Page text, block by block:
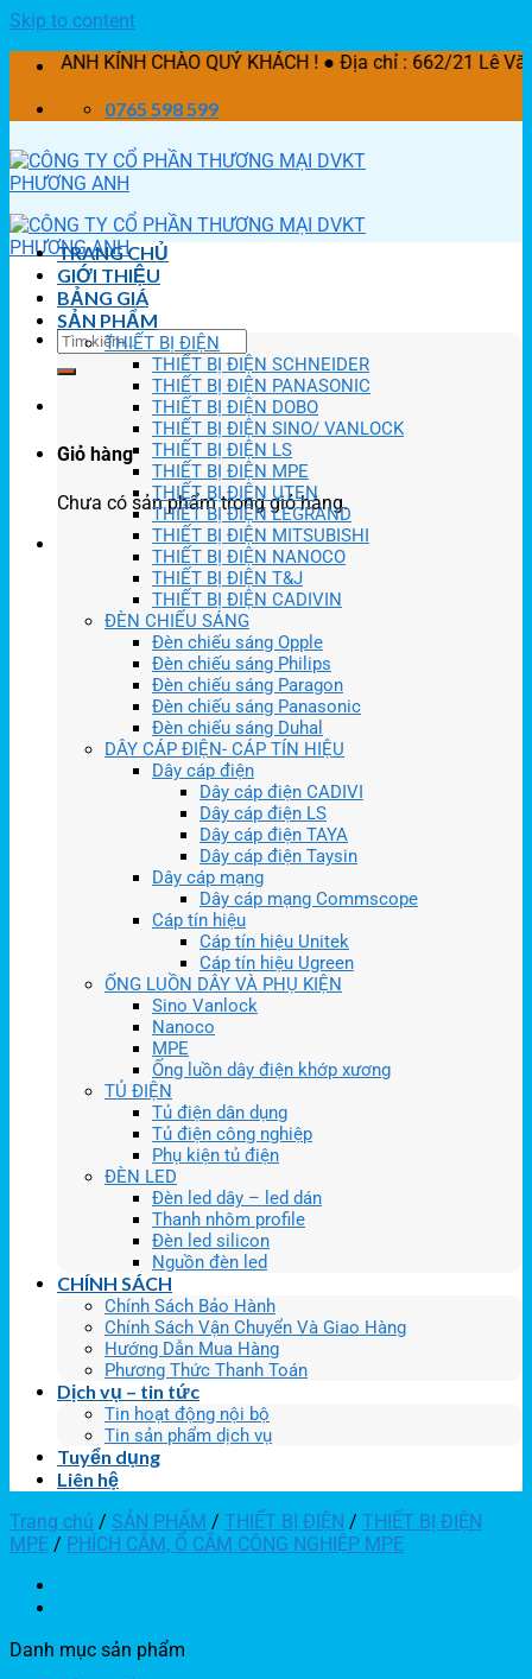
Skip to content
ANH KÍNH CHÀO QUÝ KHÁCH ! ● Địa chỉ : 662/21 Lê Văn
0765 598 599
Giỏ hàng
Chưa có sản phẩm trong giỏ hàng.
TRANG CHỦ
GIỚI THIỆU
BẢNG GIÁ
SẢN PHẨM
THIẾT BỊ ĐIỆN
THIẾT BỊ ĐIỆN SCHNEIDER
THIẾT BỊ ĐIỆN PANASONIC
THIẾT BỊ ĐIỆN DOBO
THIẾT BỊ ĐIỆN SINO/ VANLOCK
THIẾT BỊ ĐIỆN LS
THIẾT BỊ ĐIỆN MPE
THIẾT BỊ ĐIỆN UTEN
THIẾT BỊ ĐIỆN LEGRAND
THIẾT BỊ ĐIỆN MITSUBISHI
THIẾT BỊ ĐIỆN NANOCO
THIẾT BỊ ĐIỆN T&J
THIẾT BỊ ĐIỆN CADIVIN
ĐÈN CHIẾU SÁNG
Đèn chiếu sáng Opple
Đèn chiếu sáng Philips
Đèn chiếu sáng Paragon
Đèn chiếu sáng Panasonic
Đèn chiếu sáng Duhal
DÂY CÁP ĐIỆN- CÁP TÍN HIỆU
Dây cáp điện
Dây cáp điện CADIVI
Dây cáp điện LS
Dây cáp điện TAYA
Dây cáp điện Taysin
Dây cáp mạng
Dây cáp mạng Commscope
Cáp tín hiệu
Cáp tín hiệu Unitek
Cáp tín hiệu Ugreen
ỐNG LUỒN DÂY VÀ PHỤ KIỆN
Sino Vanlock
Nanoco
MPE
Ống luồn dây điện khớp xương
TỦ ĐIỆN
Tủ điện dân dụng
Tủ điện công nghiệp
Phụ kiện tủ điện
ĐÈN LED
Đèn led dây – led dán
Thanh nhôm profile
Đèn led silicon
Nguồn đèn led
CHÍNH SÁCH
Chính Sách Bảo Hành
Chính Sách Vận Chuyển Và Giao Hàng
Hướng Dẫn Mua Hàng
Phương Thức Thanh Toán
Dịch vụ – tin tức
Tin hoạt động nội bộ
Tin sản phẩm dịch vụ
Tuyển dụng
Liên hệ
Trang chủ / SẢN PHẨM / THIẾT BỊ ĐIỆN / THIẾT BỊ ĐIỆN
MPE / PHÍCH CẮM, Ổ CẮM CÔNG NGHIỆP MPE
Danh mục sản phẩm